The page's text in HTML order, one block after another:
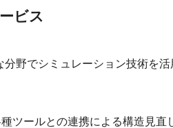
ビス
野でシミュレーション技術を
ツールとの連携による構造見直